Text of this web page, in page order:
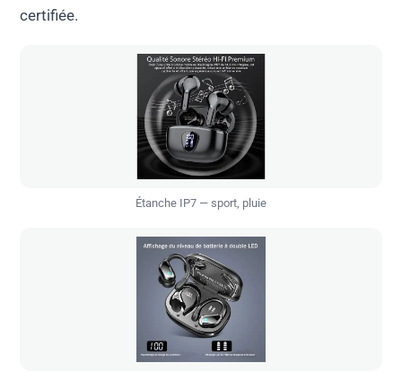
certifiée.
Étanche IP7 — sport, pluie